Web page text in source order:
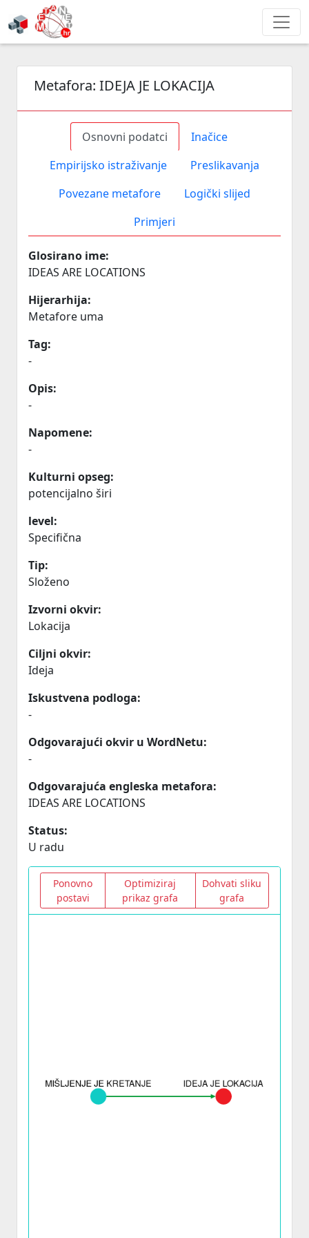
Metafora: IDEJA JE LOKACIJA
Osnovni podatci
Inačice
Empirijsko istraživanje
Preslikavanja
Povezane metafore
Logički slijed
Primjeri
Glosirano ime:
IDEAS ARE LOCATIONS
Hijerarhija:
Metafore uma
Tag:
-
Opis:
-
Napomene:
-
Kulturni opseg:
potencijalno širi
level:
Specifična
Tip:
Složeno
Izvorni okvir:
Lokacija
Ciljni okvir:
Ideja
Iskustvena podloga:
-
Odgovarajući okvir u WordNetu:
-
Odgovarajuća engleska metafora:
IDEAS ARE LOCATIONS
Status:
U radu
Ponovno
postavi
Optimiziraj
prikaz grafa
Dohvati sliku
grafa